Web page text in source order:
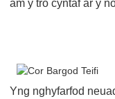
am y tro cyntaf ar y
Yng nghyfarfod